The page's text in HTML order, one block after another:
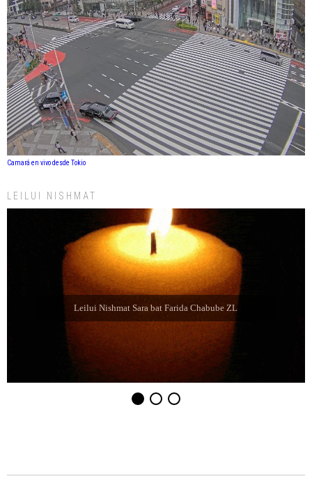
Camará en vivo desde Tokio
LEILUI NISHMAT
Leilui Nishmat Refael Shelomo ben Latife Selem ZL